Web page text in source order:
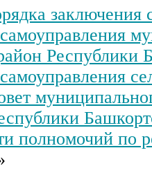
заключения
Республики
полномочий по